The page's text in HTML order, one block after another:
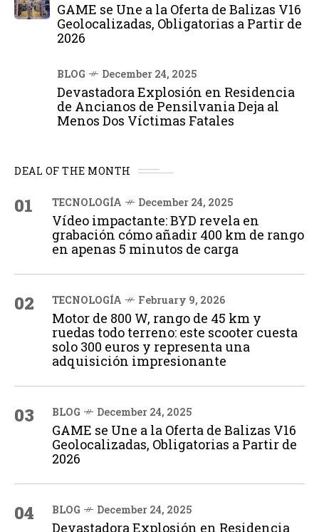
GAME se Une a la Oferta de Balizas V16
Geolocalizadas, Obligatorias a Partir de
2026
BLOG December 24, 2025
Devastadora Explosión en Residencia
de Ancianos de Pensilvania Deja al
Menos Dos Víctimas Fatales
DEAL OF THE MONTH
01 TECNOLOGÍA December 24, 2025
Vídeo impactante: BYD revela en
grabación cómo añadir 400 km de rango
en apenas 5 minutos de carga
02 TECNOLOGÍA February 9, 2026
Motor de 800 W, rango de 45 km y
ruedas todo terreno: este scooter cuesta
solo 300 euros y representa una
adquisición impresionante
03 BLOG December 24, 2025
GAME se Une a la Oferta de Balizas V16
Geolocalizadas, Obligatorias a Partir de
2026
04 BLOG December 24, 2025
Devastadora Explosión en Residencia